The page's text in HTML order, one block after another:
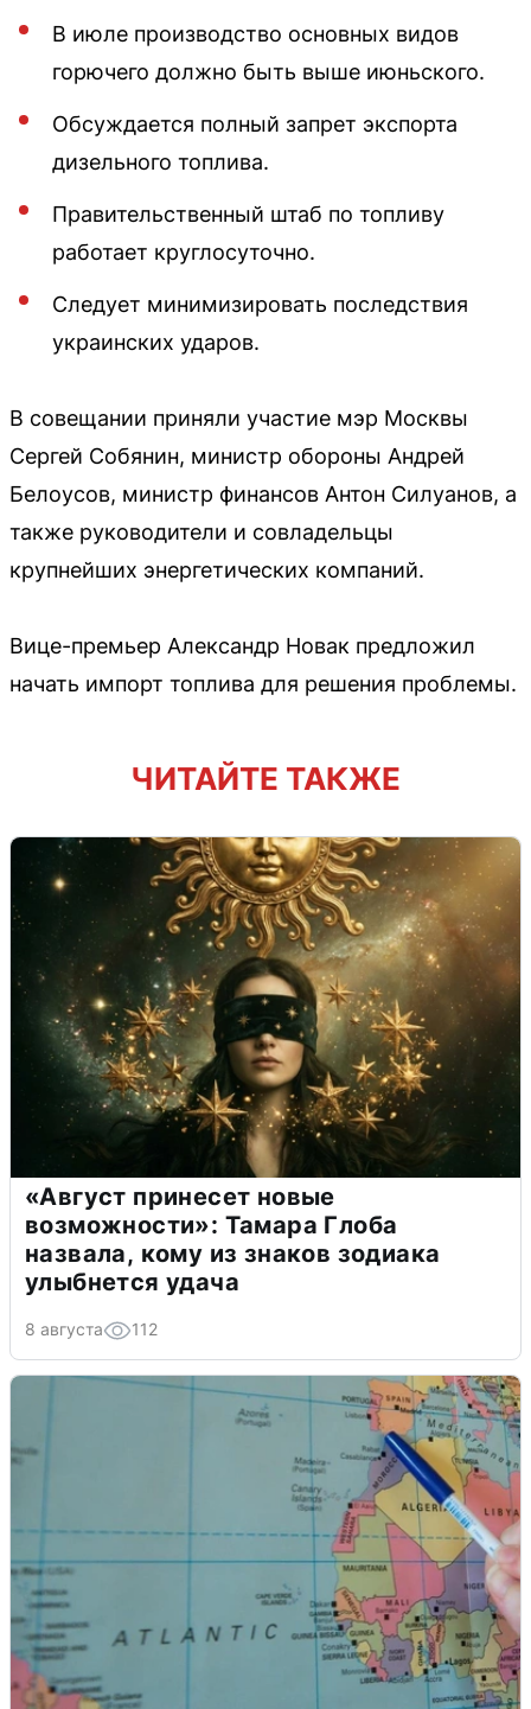
В июле производство основных видов
горючего должно быть выше июньского.
Обсуждается полный запрет экспорта
дизельного топлива.
Правительственный штаб по топливу
работает круглосуточно.
Следует минимизировать последствия
украинских ударов.
В совещании приняли участие мэр Москвы
Сергей Собянин, министр обороны Андрей
Белоусов, министр финансов Антон Силуанов, а
также руководители и совладельцы
крупнейших энергетических компаний.
Вице-премьер Александр Новак предложил
начать импорт топлива для решения проблемы.
ЧИТАЙТЕ ТАКЖЕ
«Август принесет новые
возможности»: Тамара Глоба
назвала, кому из знаков зодиака
улыбнется удача
8 августа 112